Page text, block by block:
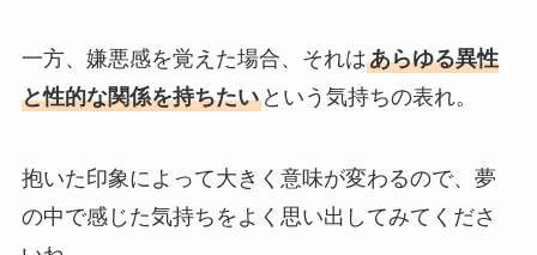
一方、嫌悪感を覚えた場合、それはあらゆる異性
と性的な関係を持ちたいという気持ちの表れ。
抱いた印象によって大きく意味が変わるので、夢
の中で感じた気持ちをよく思い出してみてくださ